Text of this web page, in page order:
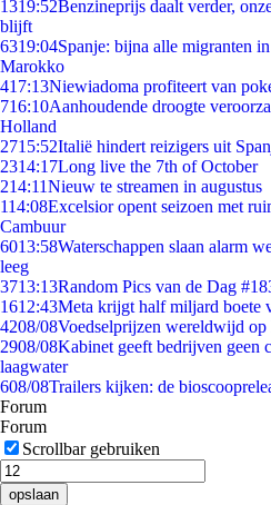
1319:52Benzineprijs daalt verder,
blijft
6319:04Spanje: bijna alle migranten
Marokko
417:13Niewiadoma profiteert van
716:10Aanhoudende droogte
Holland
2715:52Italië hindert reizigers uit
2314:17Long live the 7th of October
214:11Nieuw te streamen in augustus
114:08Excelsior opent seizoen met
Cambuur
6013:58Waterschappen slaan alarm
leeg
3713:13Random Pics van de Dag
1612:43Meta krijgt half miljard boete
4208/08Voedselprijzen wereldwijd
2908/08Kabinet geeft bedrijven geen
laagwater
608/08Trailers kijken: de
Forum
Forum
Scrollbar gebruiken
opslaan